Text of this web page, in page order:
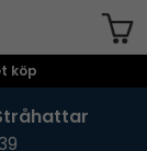
köp
38